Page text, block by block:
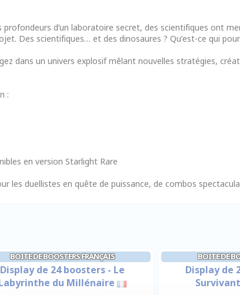
d’un laboratoire secret, des scientifiques ont
Des scientifiques… et des dinosaures ? Qu’est-ce qui
dans un univers explosif mêlant nouvelles stratégies,
:
en version Starlight Rare
les duellistes en quête de puissance, de combos
BOITE DE BOOSTERS FRANÇAIS
Display de 24 boosters - Le
du Millénaire
BOITE DE
Display de